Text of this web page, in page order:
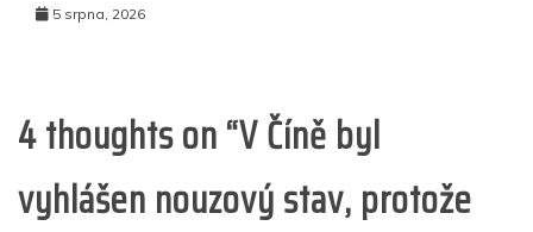
5 srpna, 2026
4 thoughts on “V Číně byl
vyhlášen nouzový stav, protože